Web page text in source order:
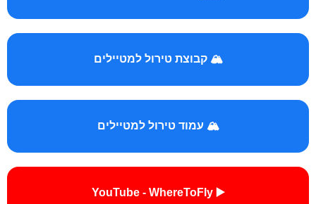
🏔️ קבוצת טירול למטיילים
🏔️ עמוד טירול למטיילים
▶️ YouTube - WhereToFly